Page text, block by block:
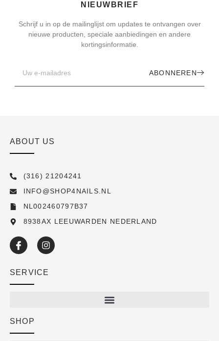
NIEUWBRIEF
Schrijf u in op de mailinglijst om updates te ontvangen over
nieuwe producten, speciale aanbiedingen en andere
kortingsinformatie.
ABONNEREN
ABOUT US
(316) 21204241
INFO@SHOP4NAILS.NL
NL002460797B37
8938AX LEEUWARDEN NEDERLAND
SERVICE
SHOP